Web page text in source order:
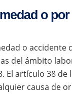
o
o accidente
del ámbito
El artículo 38 de
causa de